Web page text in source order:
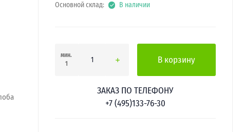
Основной склад: В наличии
мин.
1
В корзину
ЗАКАЗ ПО ТЕЛЕФОНУ
+7 (495)133-76-30